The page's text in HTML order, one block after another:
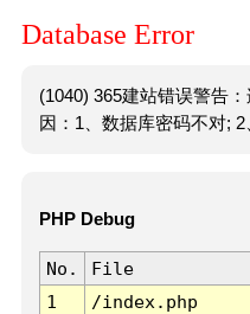
Database Error
(1040) 365建站错误警告
因：1、数据库密码不对; 2
PHP Debug
No. File
1
/index.php